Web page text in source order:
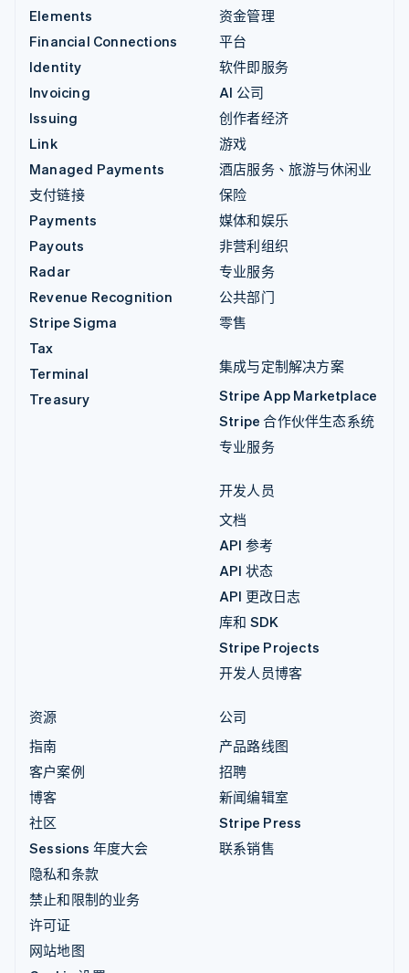
Elements
Financial Connections
Identity
Invoicing
Issuing
Link
Managed Payments
支付链接
Payments
Payouts
Radar
Revenue Recognition
Stripe Sigma
Tax
Terminal
Treasury
资金管理
平台
软件即服务
AI 公司
创作者经济
游戏
酒店服务、旅游与休闲业
保险
媒体和娱乐
非营利组织
专业服务
公共部门
零售
集成与定制解决方案
Stripe App Marketplace
Stripe 合作伙伴生态系统
专业服务
开发人员
文档
API 参考
API 状态
API 更改日志
库和 SDK
Stripe Projects
开发人员博客
资源
指南
客户案例
博客
社区
Sessions 年度大会
隐私和条款
禁止和限制的业务
许可证
网站地图
公司
产品路线图
招聘
新闻编辑室
Stripe Press
联系销售